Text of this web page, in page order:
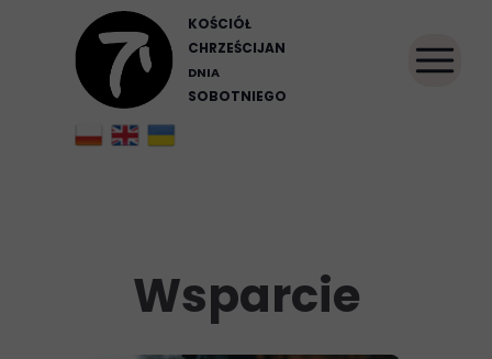
KOŚCIÓŁ
CHRZEŚCIJAN
DNIA
SOBOTNIEGO
Wsparcie